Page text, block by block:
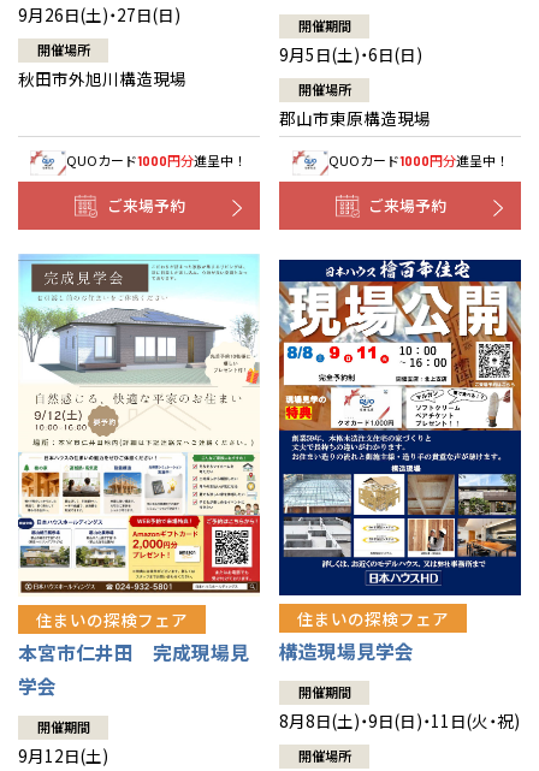
9月26日(土)・27日(日)
開催場所
秋田市外旭川構造現場
QUOカード1000円分進呈中！
ご来場予約
開催期間
9月5日(土)・6日(日)
開催場所
郡山市東原構造現場
QUOカード1000円分進呈中！
ご来場予約
住まいの探検フェア
本宮市仁井田 完成現場見
学会
開催期間
9月12日(土)
住まいの探検フェア
構造現場見学会
開催期間
8月8日(土)・9日(日)・11日(火・祝)
開催場所